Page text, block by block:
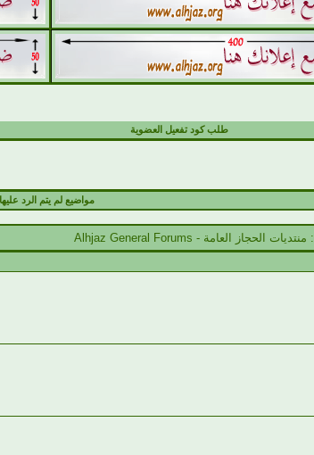
طلب كود تفعيل العضوية
مواضيع لم يتم الرد عليها
: منتديات الحجاز العامة - Alhjaz General Forums